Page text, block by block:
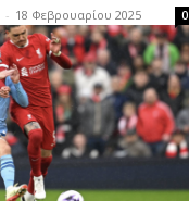
- 18 Φεβρουαρίου 2025 0